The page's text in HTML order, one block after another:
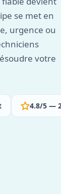
se met en
urgence ou
votre
4.8/5 —